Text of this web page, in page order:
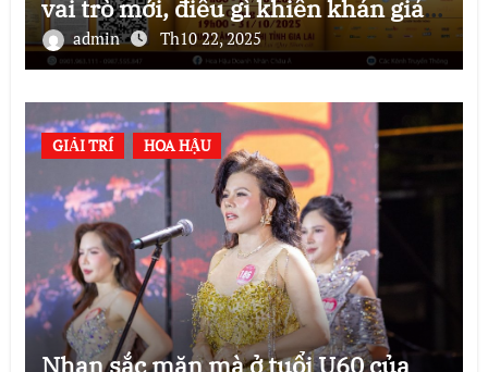
vai trò mới, điều gì khiến khán giả
mong chờ?
admin Th10 22, 2025
GIẢI TRÍ HOA HẬU
Nhan sắc mặn mà ở tuổi U60 của